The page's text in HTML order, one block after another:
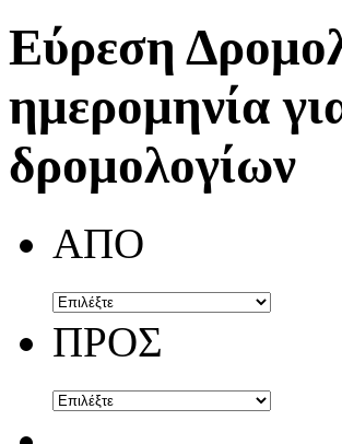
Εύρεση
ημερομηνία
δρομολογίων
ΑΠΟ
ΠΡΟΣ